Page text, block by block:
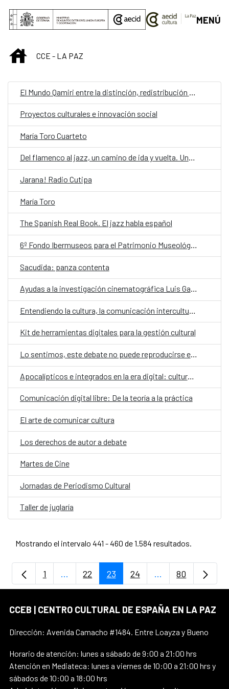
Saltar al contenido principal
MENÚ
INICIOCCE - LA PAZ
Proyectos culturales e innovación social
María Toro Cuarteto
Del flamenco al jazz, un camino de ida y vuelta. Una experiencia personal
Jarana! Radio Cutipa
María Toro
The Spanish Real Book. El jazz habla español
6º Fondo Ibermuseos para el Patrimonio Museológico
Sacudida: panza contenta
Ayudas a la investigación cinematográfica Luis García Berlanga
Kit de herramientas digitales para la gestión cultural
Lo sentimos, este debate no puede reproducirse en tu país
Apocalípticos e integrados en la era digital: cultura, medios digitales y comunicación transmedia en Bolivia
Comunicación digital libre: De la teoría a la práctica
El arte de comunicar cultura
Los derechos de autor a debate
Martes de Cine
Jornadas de Periodismo Cultural
Taller de juglaría
Mostrando el intervalo 441 - 460 de 1.584 resultados.
Página
1 ...Páginas intermedias Use TAB para
Página
22 Página
23 Página
24 ...PáginasPágina
80
CCEB | CENTRO CULTURAL DE ESPAÑA EN LA PAZ
Dirección: Avenida Camacho #1484. Entre Loayza y Bueno
Horario de atención: lunes a sábado de 9:00 a 21:00 hrs
Atención en Mediateca: lunes a viernes de 10:00 a 21:00 hrs y
sábados de 10:00 a 18:00 hrs